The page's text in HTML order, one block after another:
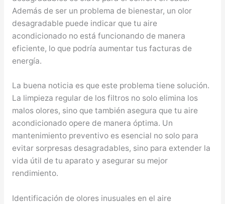
Además de ser un problema de bienestar, un olor
desagradable puede indicar que tu aire
acondicionado no está funcionando de manera
eficiente, lo que podría aumentar tus facturas de
energía.
La buena noticia es que este problema tiene solución.
La limpieza regular de los filtros no solo elimina los
malos olores, sino que también asegura que tu aire
acondicionado opere de manera óptima. Un
mantenimiento preventivo es esencial no solo para
evitar sorpresas desagradables, sino para extender la
vida útil de tu aparato y asegurar su mejor
rendimiento.
Identificación de olores inusuales en el aire